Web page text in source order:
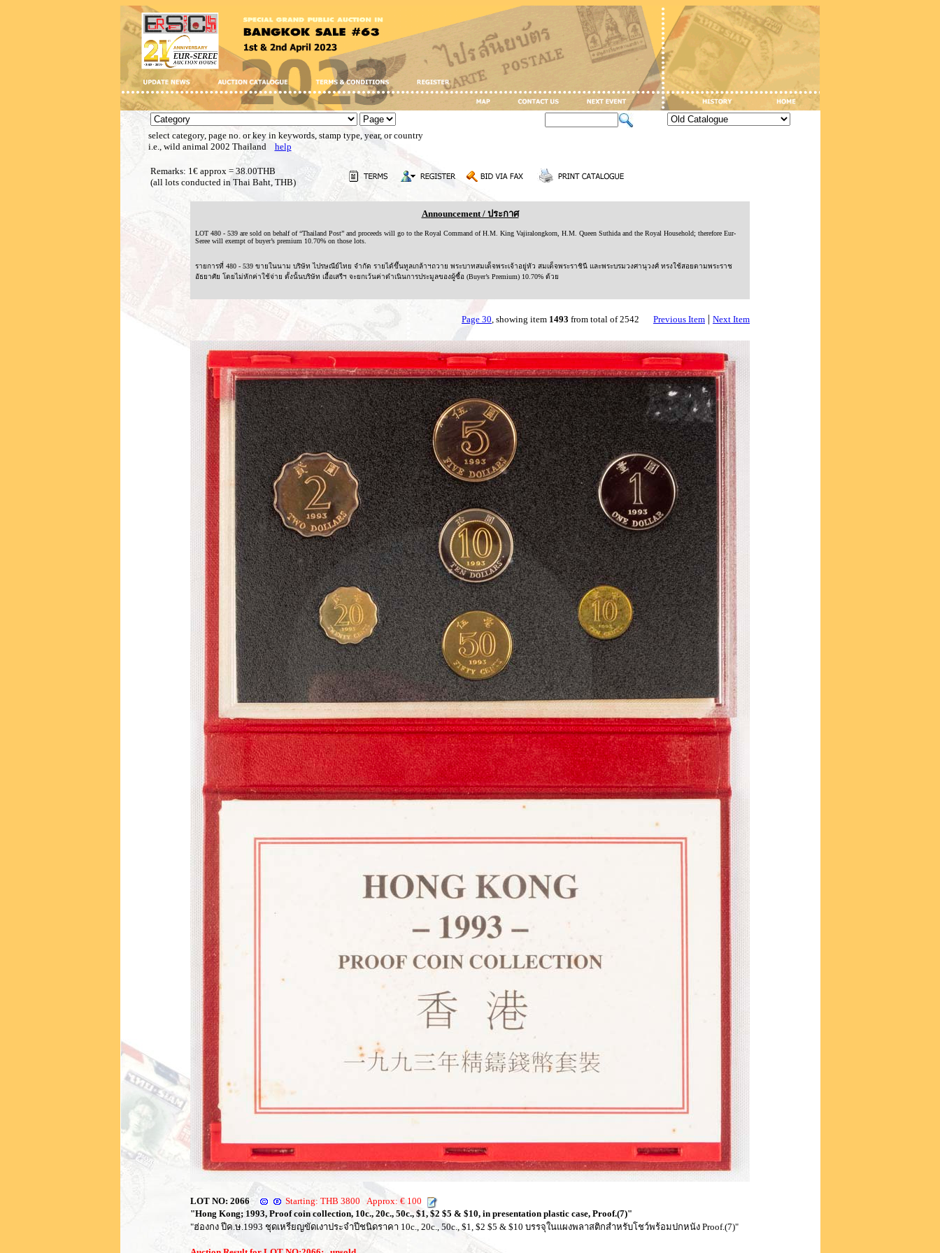
select category, page no. or key in keywords, stamp type, year, or country
i.e., wild animal 2002 Thailand help
Remarks: 1€ approx = 38.00THB
(all lots conducted in Thai Baht, THB)
Announcement / ประกาศ
LOT 480 - 539 are sold on behalf of “Thailand Post” and proceeds will go to the Royal Command of H.M. King Vajiralongkorn, H.M. Queen Suthida and the Royal Household; therefore Eur-
Seree will exempt of buyer’s premium 10.70% on those lots.
รายการที่ 480 - 539 ขายในนาม บริษัท ไปรษณีย์ไทย จำกัด รายได้ขึ้นทูลเกล้าฯถวาย พระบาทสมเด็จพระเจ้าอยู่หัว สมเด็จพระราชินี และพระบรมวงศานุวงศ์ ทรงใช้สอยตามพระราช
อัธยาศัย โดยไม่หักค่าใช้จ่าย ดั้งนั้นบริษัท เอื้อเสรีฯ จะยกเว้นค่าดำเนินการประมูลของผู้ซื้อ (Buyer’s Premium) 10.70% ด้วย
Page 30, showing item 1493 from total of 2542 Previous Item | Next Item
LOT NO: 2066
Starting: THB 3800 Approx: € 100
"Hong Kong; 1993, Proof coin collection, 10c., 20c., 50c., $1, $2 $5 & $10, in presentation plastic case, Proof.(7)"
"ฮ่องกง ปีค.ษ.1993 ชุดเหรียญขัดเงาประจำปีชนิดราคา 10c., 20c., 50c., $1, $2 $5 & $10 บรรจุในแผงพลาสติกสำหรับโชว์พร้อมปกหนัง Proof.(7)"